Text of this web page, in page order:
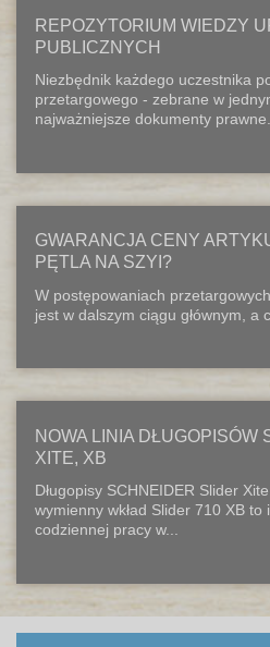
REPOZYTORIUM WIEDZY
PUBLICZNYCH
Niezbędnik każdego uczestnika
przetargowego - zebrane w
najważniejsze dokumenty
GWARANCJA CENY
PĘTLA NA SZYI?
W postępowaniach
jest w dalszym ciągu głównym, a
NOWA LINIA DŁUGOPISÓW
XITE, XB
Długopisy SCHNEIDER Slider
wymienny wkład Slider 710 XB
codziennej pracy w...